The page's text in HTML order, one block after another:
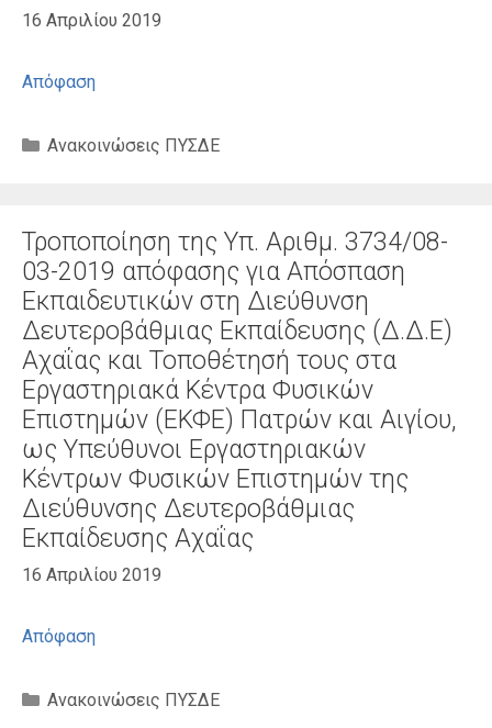
16 Απριλίου 2019
Απόφαση
Κατηγορίες
Ανακοινώσεις ΠΥΣΔΕ
Τροποποίηση της Υπ. Αριθμ. 3734/08-
03-2019 απόφασης για Απόσπαση
Εκπαιδευτικών στη Διεύθυνση
Δευτεροβάθμιας Εκπαίδευσης (Δ.Δ.Ε)
Αχαΐας και Τοποθέτησή τους στα
Εργαστηριακά Κέντρα Φυσικών
Επιστημών (ΕΚΦΕ) Πατρών και Αιγίου,
ως Υπεύθυνοι Εργαστηριακών
Κέντρων Φυσικών Επιστημών της
Διεύθυνσης Δευτεροβάθμιας
Εκπαίδευσης Αχαΐας
16 Απριλίου 2019
Απόφαση
Κατηγορίες
Ανακοινώσεις ΠΥΣΔΕ